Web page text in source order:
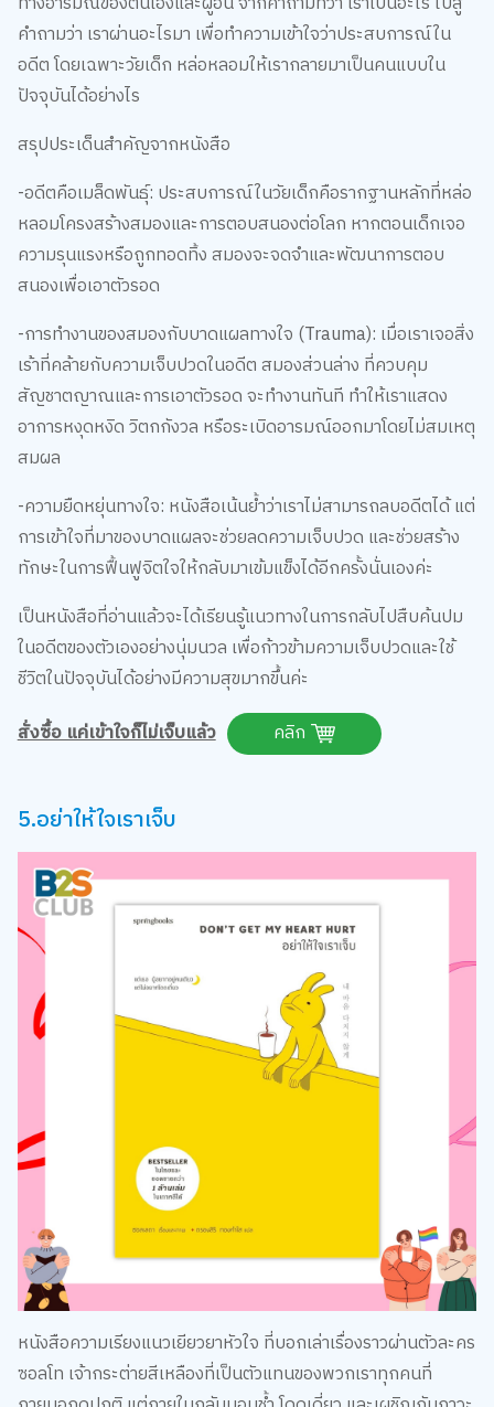
คำถามว่า เราผ่านอะไรมา เพื่อทำความเข้าใจว่าประสบการณ์ใน
อดีต โดยเฉพาะวัยเด็ก หล่อหลอมให้เรากลายมาเป็นคนแบบใน
ปัจจุบันได้อย่างไร
สรุปประเด็นสำคัญจากหนังสือ
-อดีตคือเมล็ดพันธุ์: ประสบการณ์ในวัยเด็กคือรากฐานหลักที่หล่อ
หลอมโครงสร้างสมองและการตอบสนองต่อโลก หากตอนเด็กเจอ
ความรุนแรงหรือถูกทอดทิ้ง สมองจะจดจำและพัฒนาการตอบ
สนองเพื่อเอาตัวรอด
-การทำงานของสมองกับบาดแผลทางใจ (Trauma): เมื่อเราเจอสิ่ง
เร้าที่คล้ายกับความเจ็บปวดในอดีต สมองส่วนล่าง ที่ควบคุม
สัญชาตญาณและการเอาตัวรอด จะทำงานทันที ทำให้เราแสดง
อาการหงุดหงิด วิตกกังวล หรือระเบิดอารมณ์ออกมาโดยไม่สมเหตุ
สมผล
-ความยืดหยุ่นทางใจ: หนังสือเน้นย้ำว่าเราไม่สามารถลบอดีตได้ แต่
การเข้าใจที่มาของบาดแผลจะช่วยลดความเจ็บปวด และช่วยสร้าง
ทักษะในการฟื้นฟูจิตใจให้กลับมาเข้มแข็งได้อีกครั้งนั่นเองค่ะ
เป็นหนังสือที่อ่านแล้วจะได้เรียนรู้แนวทางในการกลับไปสืบค้นปม
ในอดีตของตัวเองอย่างนุ่มนวล เพื่อก้าวข้ามความเจ็บปวดและใช้
ชีวิตในปัจจุบันได้อย่างมีความสุขมากขึ้นค่ะ
สั่งซื้อ แค่เข้าใจก็ไม่เจ็บแล้ว
คลิก
5.อย่าให้ใจเราเจ็บ
หนังสือความเรียงแนวเยียวยาหัวใจ ที่บอกเล่าเรื่องราวผ่านตัวละคร
ซอลโท เจ้ากระต่ายสีเหลืองที่เป็นตัวแทนของพวกเราทุกคนที่